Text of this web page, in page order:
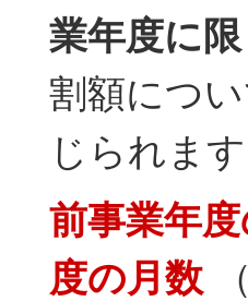
業年度に限
割額につ
じられます
前事業年
度の月数